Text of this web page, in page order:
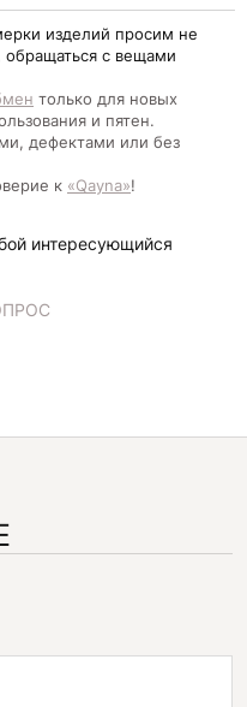
изделий просим не
обращаться с вещами
только для новых
и пятен.
дефектами или без
к «Qayna»!
интересующийся